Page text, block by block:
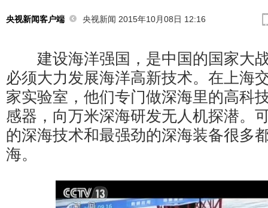
央视新闻客户端 央视新闻 2015年10月08日 12:16
建设海洋强国，是中国的国家大
必须大力发展海洋高新技术。在上海
家实验室，他们专门做深海里的高科
感器，向万米深海研发无人机探潜。
的深海技术和最强劲的深海装备很多
海。